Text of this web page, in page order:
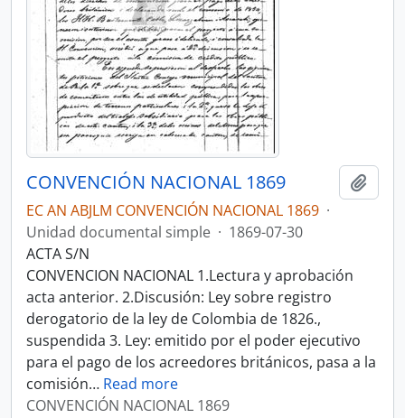
CONVENCIÓN NACIONAL 1869
EC AN ABJLM CONVENCIÓN NACIONAL 1869 ·
Unidad documental simple · 1869-07-30
ACTA S/N
CONVENCION NACIONAL 1.Lectura y aprobación
acta anterior. 2.Discusión: Ley sobre registro
derogatorio de la ley de Colombia de 1826.,
suspendida 3. Ley: emitido por el poder ejecutivo
para el pago de los acreedores británicos, pasa a la
comisión… Read more
CONVENCIÓN NACIONAL 1869